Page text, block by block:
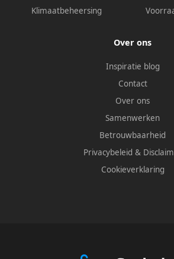
Klimaatbeheersing
Over ons
Inspiratie blog
Contact
Over ons
Samenwerken
Betrouwbaarheid
Privacybeleid &
Cookieverklaring